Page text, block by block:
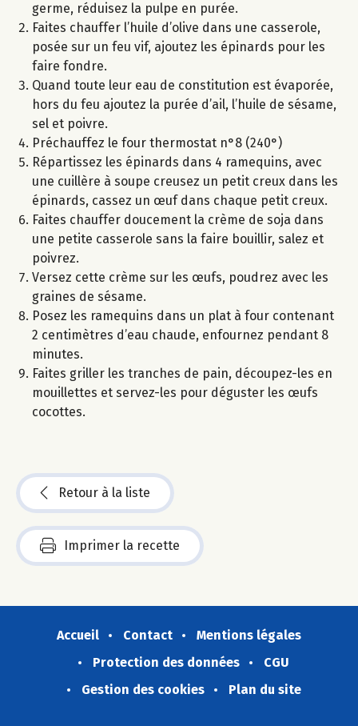
germe, réduisez la pulpe en purée.
Faites chauffer l’huile d’olive dans une casserole,
posée sur un feu vif, ajoutez les épinards pour les
faire fondre.
Quand toute leur eau de constitution est évaporée,
hors du feu ajoutez la purée d’ail, l’huile de sésame,
sel et poivre.
Préchauffez le four thermostat n°8 (240°)
Répartissez les épinards dans 4 ramequins, avec
une cuillère à soupe creusez un petit creux dans les
épinards, cassez un œuf dans chaque petit creux.
Faites chauffer doucement la crème de soja dans
une petite casserole sans la faire bouillir, salez et
poivrez.
Versez cette crème sur les œufs, poudrez avec les
graines de sésame.
Posez les ramequins dans un plat à four contenant
2 centimètres d’eau chaude, enfournez pendant 8
minutes.
Faites griller les tranches de pain, découpez-les en
mouillettes et servez-les pour déguster les œufs
cocottes.
Retour à la liste
Imprimer la recette
Accueil Contact
Mentions légales
Protection des données
CGU
Gestion des cookies
Plan du site